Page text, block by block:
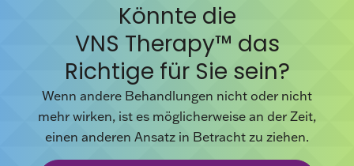
Könnte die
VNS Therapy™ das
Richtige für Sie sein?
Wenn andere Behandlungen nicht oder nicht
mehr wirken, ist es möglicherweise an der Zeit,
einen anderen Ansatz in Betracht zu ziehen.